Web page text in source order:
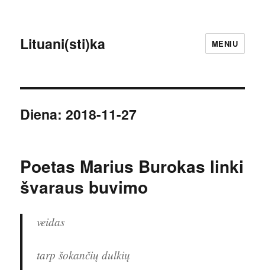
Lituani(sti)ka MENIU
Diena:2018-11-27
Poetas Marius Burokas linki
švaraus buvimo
veidas
tarp šokančių dulkių